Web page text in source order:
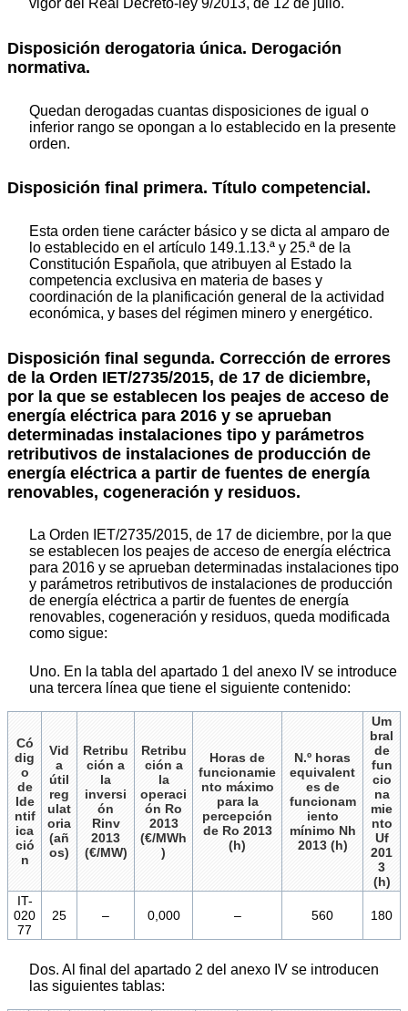
vigor del Real Decreto-ley 9/2013, de 12 de julio.
Disposición derogatoria única. Derogación
normativa.
Quedan derogadas cuantas disposiciones de igual o
inferior rango se opongan a lo establecido en la presente
orden.
Disposición final primera. Título competencial.
Esta orden tiene carácter básico y se dicta al amparo de
lo establecido en el artículo 149.1.13.ª y 25.ª de la
Constitución Española, que atribuyen al Estado la
competencia exclusiva en materia de bases y
coordinación de la planificación general de la actividad
económica, y bases del régimen minero y energético.
Disposición final segunda. Corrección de errores
de la Orden IET/2735/2015, de 17 de diciembre,
por la que se establecen los peajes de acceso de
energía eléctrica para 2016 y se aprueban
determinadas instalaciones tipo y parámetros
retributivos de instalaciones de producción de
energía eléctrica a partir de fuentes de energía
renovables, cogeneración y residuos.
La Orden IET/2735/2015, de 17 de diciembre, por la que
se establecen los peajes de acceso de energía eléctrica
para 2016 y se aprueban determinadas instalaciones tipo
y parámetros retributivos de instalaciones de producción
de energía eléctrica a partir de fuentes de energía
renovables, cogeneración y residuos, queda modificada
como sigue:
Uno. En la tabla del apartado 1 del anexo IV se introduce
una tercera línea que tiene el siguiente contenido:
Có
dig
o
de
Ide
ntif
ica
ció
n
Vid
a
útil
reg
ulat
oria
(añ
os)
Retribu
ción a
la
inversi
ón
Rinv
2013
(€/MW)
Retribu
ción a
la
operaci
ón Ro
2013
(€/MWh
)
Horas de
funcionamie
nto máximo
para la
percepción
de Ro 2013
(h)
N.º horas
equivalent
es de
funcionam
iento
mínimo Nh
2013 (h)
Um
bral
de
fun
cio
na
mie
nto
Uf
201
3
(h)
IT-
020
77
25 – 0,000 – 560 180
Dos. Al final del apartado 2 del anexo IV se introducen
las siguientes tablas: